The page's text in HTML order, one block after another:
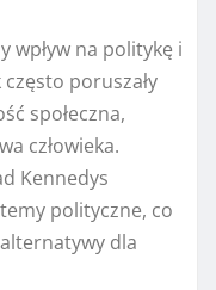
wpływ na politykę i
poruszały
społeczna,
człowieka.
Kennedys
polityczne, co
dla